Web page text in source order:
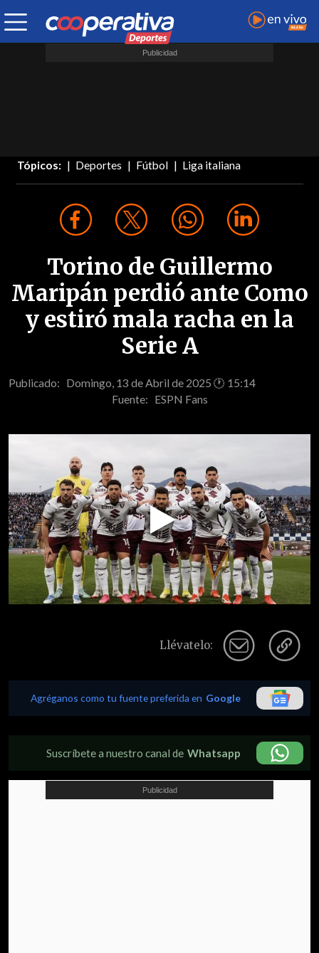
Tópicos: Deportes Fútbol Liga italiana
Torino de Guillermo
Maripán perdió ante Como
y estiró mala racha en la
Serie A
Publicado: Domingo, 13 de Abril de 2025 🕐 15:14
Fuente: ESPN Fans
Play
Video
Llévatelo:
Agréganos como tu fuente preferida en Google
Suscríbete a nuestro canal de Whatsapp